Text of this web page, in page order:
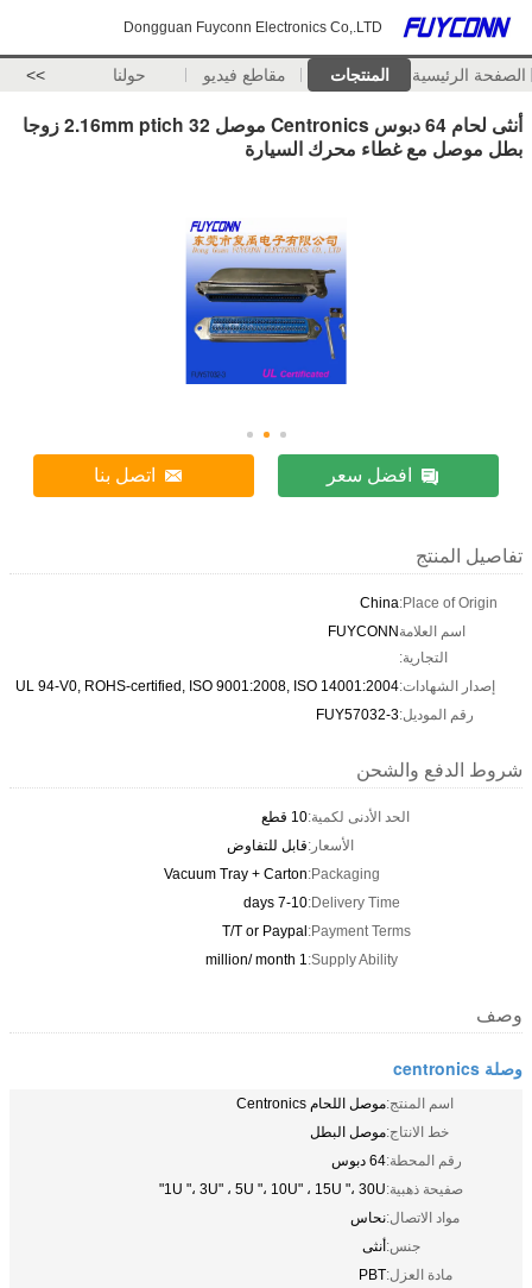
Dongguan Fuyconn Electronics Co,.LTD
الصفحة الرئيسية المنتجات مقاطع فيديو حولنا >>
أنثى لحام 64 دبوس Centronics موصل 2.16mm ptich 32 زوجا
بطل موصل مع غطاء محرك السيارة
افضل سعر اتصل بنا
تفاصيل المنتج
Place of Origin:
China
اسم العلامة
التجارية:
FUYCONN
إصدار الشهادات:UL 94-V0, ROHS-certified, ISO 9001:2008, ISO 14001:2004
رقم الموديل:FUY57032-3
شروط الدفع والشحن
الحد الأدنى لكمية:10 قطع
الأسعار:قابل للتفاوض
Packaging:
Vacuum Tray + Carton
Delivery Time:
7-10 days
Payment Terms:
T/T or Paypal
Supply Ability:
1 million/ month
وصف
وصلة centronics
اسم المنتج:موصل اللحام Centronics
خط الانتاج:موصل البطل
رقم المحطة:64 دبوس
صفيحة ذهبية:1U "، 3U" ، 5U "، 10U" ، 15U "، 30U"
مواد الاتصال:نحاس
جنس:أنثى
مادة العزل:PBT